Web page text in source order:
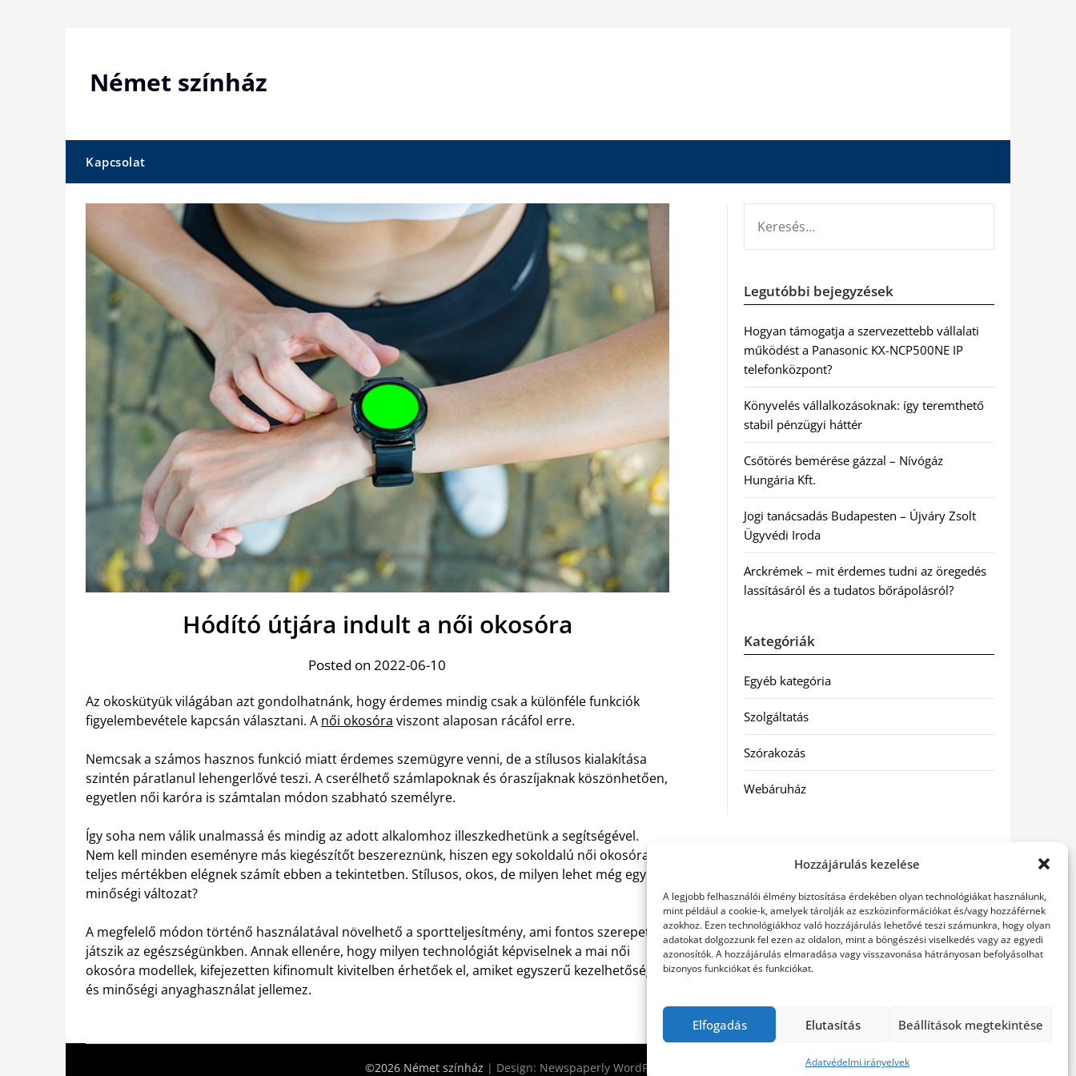
Hozzájárulás kezelése
A legjobb felhasználói élmény biztosítása érdekében olyan technológiákat használunk,
mint például a cookie-k, amelyek tárolják az eszközinformációkat és/vagy hozzáférnek
azokhoz. Ezen technológiákhoz való hozzájárulás lehetővé teszi számunkra, hogy olyan
adatokat dolgozzunk fel ezen az oldalon, mint a böngészési viselkedés vagy az egyedi
azonosítók. A hozzájárulás elmaradása vagy visszavonása hátrányosan befolyásolhat
bizonyos funkciókat és funkciókat.
Elfogadás Elutasítás Beállítások megtekintése
Adatvédelmi irányelvek
Német színház
Kapcsolat
Hódító útjára indult a női okosóra
Posted on 2022-06-10
Az okoskütyük világában azt gondolhatnánk, hogy érdemes mindig csak a különféle funkciók
figyelembevétele kapcsán választani. A női okosóra viszont alaposan rácáfol erre.
Nemcsak a számos hasznos funkció miatt érdemes szemügyre venni, de a stílusos kialakítása
szintén páratlanul lehengerlővé teszi. A cserélhető számlapoknak és óraszíjaknak köszönhetően,
egyetlen női karóra is számtalan módon szabható személyre.
Így soha nem válik unalmassá és mindig az adott alkalomhoz illeszkedhetünk a segítségével.
Nem kell minden eseményre más kiegészítőt beszereznünk, hiszen egy sokoldalú női okosóra
teljes mértékben elégnek számít ebben a tekintetben. Stílusos, okos, de milyen lehet még egy
minőségi változat?
A megfelelő módon történő használatával növelhető a sportteljesítmény, ami fontos szerepet
játszik az egészségünkben. Annak ellenére, hogy milyen technológiát képviselnek a mai női
okosóra modellek, kifejezetten kifinomult kivitelben érhetőek el, amiket egyszerű kezelhetőség
és minőségi anyaghasználat jellemez.
Legutóbbi bejegyzések
Hogyan támogatja a szervezettebb vállalati
működést a Panasonic KX-NCP500NE IP
telefonközpont?
Könyvelés vállalkozásoknak: így teremthető
stabil pénzügyi háttér
Csőtörés bemérése gázzal – Nívógáz
Hungária Kft.
Jogi tanácsadás Budapesten – Újváry Zsolt
Ügyvédi Iroda
Arckrémek – mit érdemes tudni az öregedés
lassításáról és a tudatos bőrápolásról?
Kategóriák
Egyéb kategória
Szolgáltatás
Szórakozás
Webáruház
©2026 Német színház | Design: Newspaperly WordPress Theme